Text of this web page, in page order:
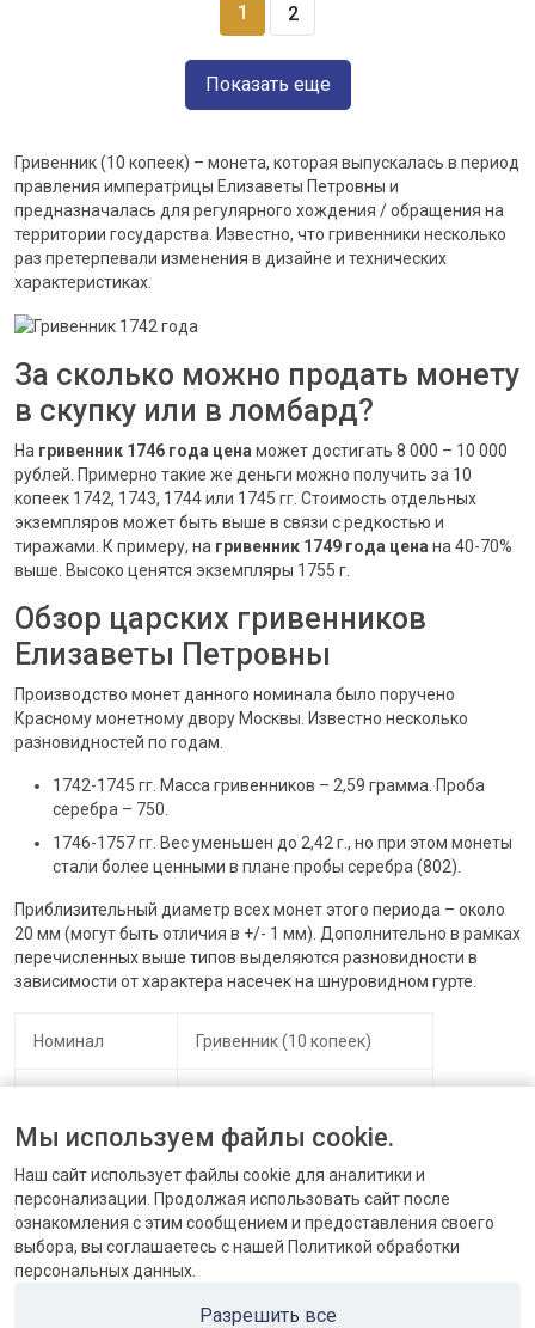
1 2
Показать еще
Гривенник (10 копеек) – монета, которая выпускалась в период
правления императрицы Елизаветы Петровны и
предназначалась для регулярного хождения / обращения на
территории государства. Известно, что гривенники несколько
раз претерпевали изменения в дизайне и технических
характеристиках.
За сколько можно продать монету
в скупку или в ломбард?
На гривенник 1746 года цена может достигать 8 000 – 10 000
рублей. Примерно такие же деньги можно получить за 10
копеек 1742, 1743, 1744 или 1745 гг. Стоимость отдельных
экземпляров может быть выше в связи с редкостью и
тиражами. К примеру, на гривенник 1749 года цена на 40-70%
выше. Высоко ценятся экземпляры 1755 г.
Обзор царских гривенников
Елизаветы Петровны
Производство монет данного номинала было поручено
Красному монетному двору Москвы. Известно несколько
разновидностей по годам.
1742-1745 гг. Масса гривенников – 2,59 грамма. Проба
серебра – 750.
1746-1757 гг. Вес уменьшен до 2,42 г., но при этом монеты
стали более ценными в плане пробы серебра (802).
Приблизительный диаметр всех монет этого периода – около
20 мм (могут быть отличия в +/- 1 мм). Дополнительно в рамках
перечисленных выше типов выделяются разновидности в
зависимости от характера насечек на шнуровидном гурте.
Номинал Гривенник (10 копеек)
Москва
Мы используем файлы cookie.
Наш сайт использует файлы cookie для аналитики и
персонализации. Продолжая использовать сайт после
ознакомления с этим сообщением и предоставления своего
выбора, вы соглашаетесь с нашей Политикой обработки
персональных данных.
Разрешить все